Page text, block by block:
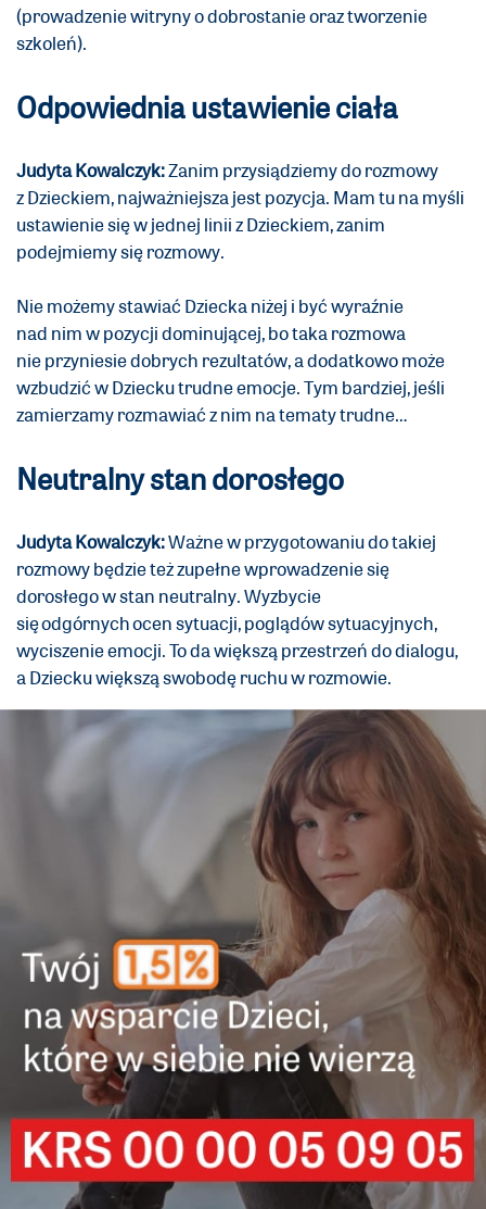
(prowadzenie witryny o dobrostanie oraz tworzenie
szkoleń).
Odpowiednia ustawienie ciała
Judyta Kowalczyk:Zanim przysiądziemy do rozmowy
z Dzieckiem, najważniejsza jest pozycja. Mam tu na myśli
ustawienie się w jednej linii z Dzieckiem, zanim
podejmiemy się rozmowy.
Nie możemy stawiać Dziecka niżej i być wyraźnie
nad nim w pozycji dominującej, bo taka rozmowa
nie przyniesie dobrych rezultatów, a dodatkowo może
wzbudzić w Dziecku trudne emocje. Tym bardziej, jeśli
zamierzamy rozmawiać z nim na tematy trudne…
Neutralny stan dorosłego
Judyta Kowalczyk:Ważne w przygotowaniu do takiej
rozmowy będzie też zupełne wprowadzenie się
dorosłego w stan neutralny. Wyzbycie
się odgórnych ocen sytuacji, poglądów sytuacyjnych,
wyciszenie emocji. To da większą przestrzeń do dialogu,
a Dziecku większą swobodę ruchu w rozmowie.